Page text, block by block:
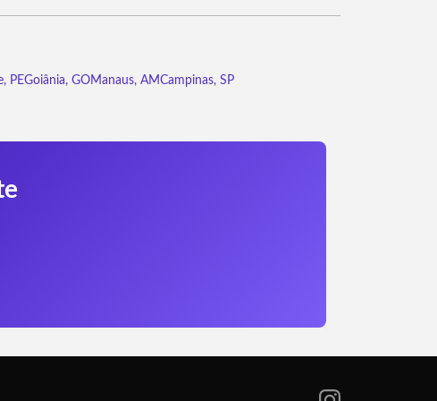
PEGoiânia, GOManaus, AMCampinas, SP